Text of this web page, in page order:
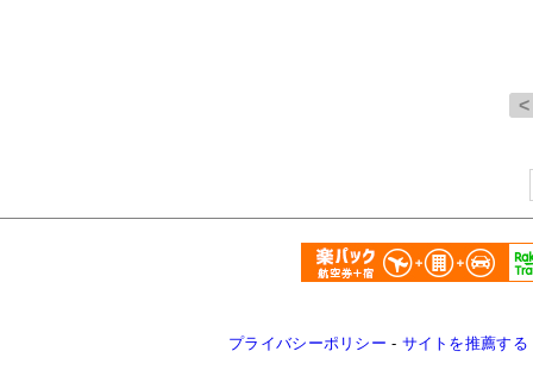
プライバシーポリシー - サイトを推薦する